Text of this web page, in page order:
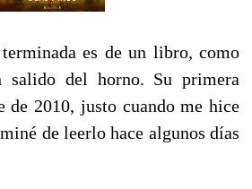
es de un libro, como
salido del horno. Su primera
de 2010, justo cuando me hice
de leerlo hace algunos días